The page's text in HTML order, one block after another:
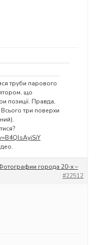
труби парового
що
позиції. Правда,
три поверхи
города 20-х –
#22512